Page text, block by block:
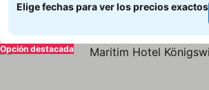
Elige fechas para ver los precios exactos
Opción destacada